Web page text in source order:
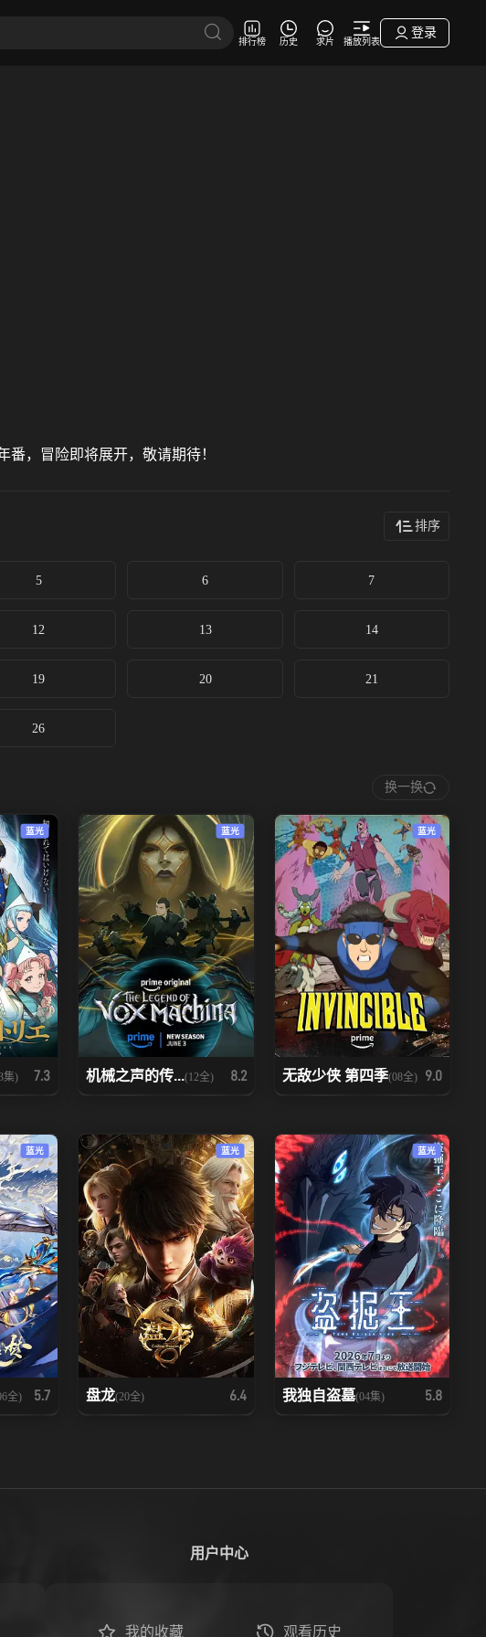
排行榜 历史 求片 播放列表
登录
，冒险即将展开，敬请期待！
排序
5 6 7
12 13 14
19 20 21
26
换一换
蓝光
集) 7.3
蓝光
机械之声的传...(12全) 8.2
蓝光
无敌少侠 第四季(08全) 9.0
蓝光
全) 5.7
蓝光
盘龙(20全) 6.4
蓝光
我独自盗墓(04集) 5.8
用户中心
我的收藏 观看历史